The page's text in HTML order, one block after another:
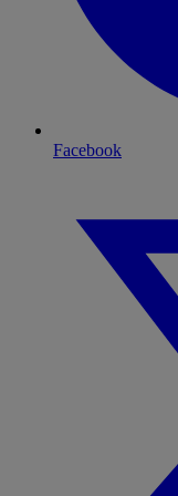
Facebook